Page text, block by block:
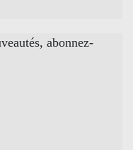
abonnez-